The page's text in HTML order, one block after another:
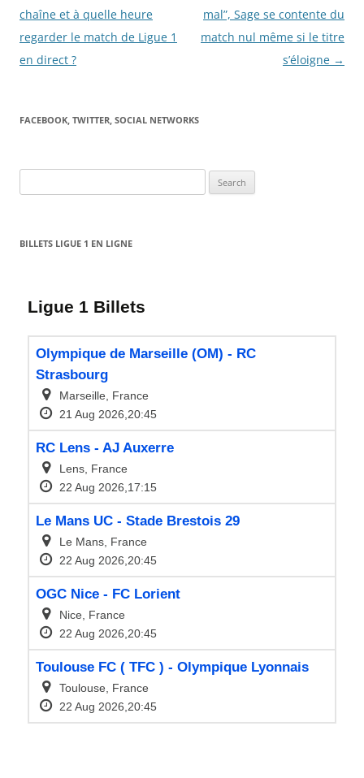
navigation
chaîne et à quelle heure
regarder le match de Ligue 1
en direct ?
mal”, Sage se contente du
match nul même si le titre
s’éloigne →
FACEBOOK, TWITTER, SOCIAL NETWORKS
for:
BILLETS LIGUE 1 EN LIGNE